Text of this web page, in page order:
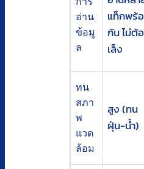
อ่าน
ข้อมู
ล
แท็กพร้
กัน ไม่ต้
เล็ง
ทน
สภา
พ
แวด
ล้อม
สูง (ทน
ฝุ่น-น้ำ)